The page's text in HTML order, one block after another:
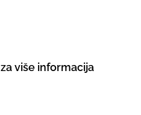
više informacija